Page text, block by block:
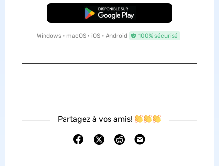
TÉLÉCHARGER
Windows • macOS • iOS • Android 100% sécurisé
Partagez à vos amis!